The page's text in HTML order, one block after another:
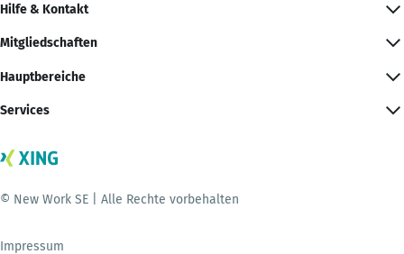
Hilfe & Kontakt
Mitgliedschaften
Hauptbereiche
Services
© New Work SE | Alle Rechte vorbehalten
Impressum